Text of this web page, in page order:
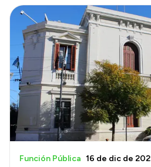
Función Pública 16 de dic de